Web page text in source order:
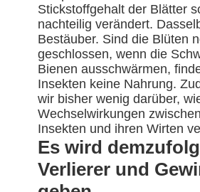
Stickstoffgehalt der Blätter
nachteilig verändert.
Bestäuber. Sind die Blüten
geschlossen, wenn die
Bienen ausschwärmen,
Insekten keine Nahrung.
wir bisher wenig darüber,
Wechselwirkungen
Insekten und ihren Wirten
Es wird
Verlierer und